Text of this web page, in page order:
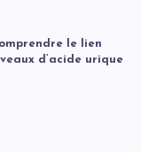
le lien
d’acide urique